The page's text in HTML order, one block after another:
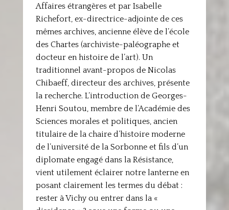
Affaires étrangères et par Isabelle
Richefort, ex-directrice-adjointe de ces
mêmes archives, ancienne élève de l’école
des Chartes (archiviste-paléographe et
docteur en histoire de l’art). Un
traditionnel avant-propos de Nicolas
Chibaeff, directeur des archives, présente
la recherche. L’introduction de Georges-
Henri Soutou, membre de l’Académie des
Sciences morales et politiques, ancien
titulaire de la chaire d’histoire moderne
de l’université de la Sorbonne et fils d’un
diplomate engagé dans la Résistance,
vient utilement éclairer notre lanterne en
posant clairement les termes du débat :
rester à Vichy ou entrer dans la «